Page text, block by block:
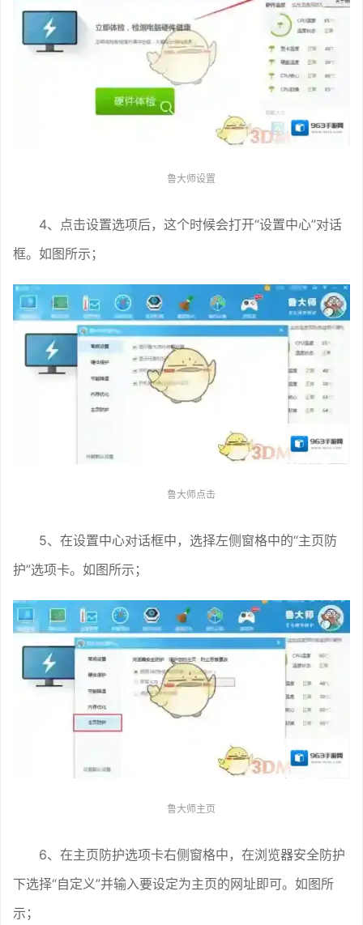
鲁大师设置
4、点击设置选项后，这个时候会打开“设置中心”对话
框。如图所示；
鲁大师点击
5、在设置中心对话框中，选择左侧窗格中的“主页防
护”选项卡。如图所示；
鲁大师主页
6、在主页防护选项卡右侧窗格中，在浏览器安全防护
下选择“自定义”并输入要设定为主页的网址即可。如图所
示；